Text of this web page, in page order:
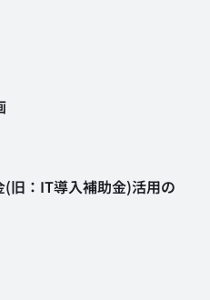
(旧：IT導入補助金)活用の